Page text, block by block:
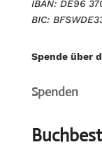
IBAN: DE96
BIC:
Spende über
Spenden